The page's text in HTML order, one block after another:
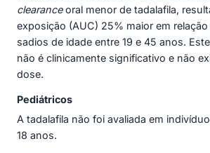
clearanceoral menor de tadalafila,
exposição (AUC) 25% maior em
sadios de idade entre 19 e 45 anos.
não é clinicamente significativo e não
dose.
Pediátricos
A tadalafila não foi avaliada em
18 anos.